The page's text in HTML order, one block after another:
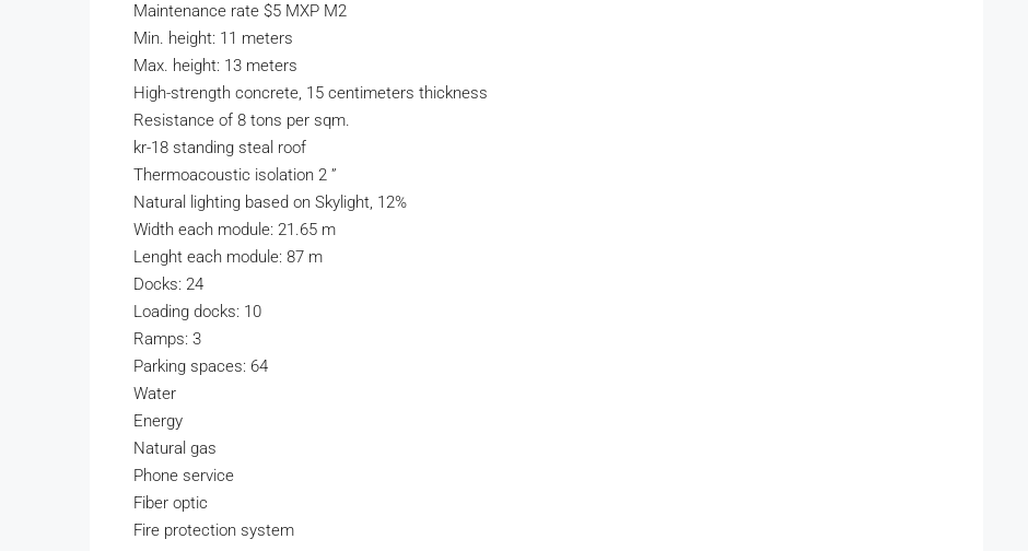
Maintenance rate $5 MXP M2
Min. height: 11 meters
Max. height: 13 meters
High-strength concrete, 15 centimeters thickness
Resistance of 8 tons per sqm.
kr-18 standing steal roof
Thermoacoustic isolation 2 ”
Natural lighting based on Skylight, 12%
Width each module: 21.65 m
Lenght each module: 87 m
Docks: 24
Loading docks: 10
Ramps: 3
Parking spaces: 64
Water
Energy
Natural gas
Phone service
Fiber optic
Fire protection system